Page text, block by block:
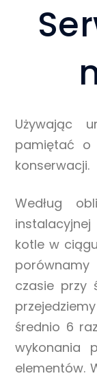
Używając
pamiętać o
konserwacji.
Według
kotle w
czasie przy
średnio 6
wykonania
elementów.